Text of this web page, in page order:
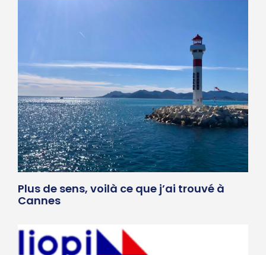
Plus de sens, voilà ce que j’ai trouvé à
Cannes